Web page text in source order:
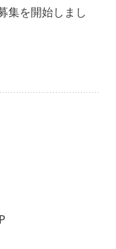
集を開始しまし